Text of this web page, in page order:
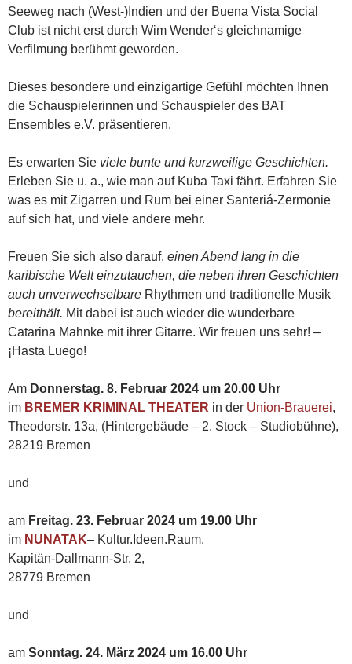
Seeweg nach (West-)Indien und der Buena Vista Social
Club ist nicht erst durch Wim Wender‘s gleichnamige
Verfilmung berühmt geworden.
Dieses besondere und einzigartige Gefühl möchten Ihnen
die Schauspielerinnen und Schauspieler des BAT
Ensembles e.V. präsentieren.
Es erwarten Sie viele bunte und kurzweilige Geschichten.
Erleben Sie u. a., wie man auf Kuba Taxi fährt. Erfahren Sie
was es mit Zigarren und Rum bei einer Santeriá-Zermonie
auf sich hat, und viele andere mehr.
Freuen Sie sich also darauf, einen Abend lang in die
karibische Welt einzutauchen, die neben ihren Geschichten
auch unverwechselbare Rhythmen und traditionelle Musik
bereithält. Mit dabei ist auch wieder die wunderbare
Catarina Mahnke mit ihrer Gitarre. Wir freuen uns sehr! –
¡Hasta Luego!
Am Donnerstag. 8. Februar 2024 um 20.00 Uhr
im BREMER KRIMINAL THEATER in der Union-Brauerei,
Theodorstr. 13a, (Hintergebäude – 2. Stock – Studiobühne),
28219 Bremen
und
am Freitag. 23. Februar 2024 um 19.00 Uhr
im NUNATAK– Kultur.Ideen.Raum,
Kapitän-Dallmann-Str. 2,
28779 Bremen
und
am Sonntag. 24. März 2024 um 16.00 Uhr